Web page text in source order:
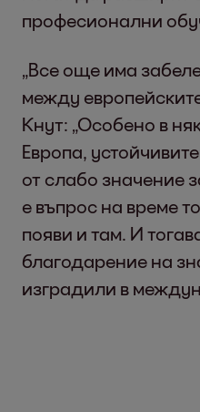
професионални
„Все още има
между
Кнут: „Особено в
Европа,
от слабо значение
е въпрос на време
появи и там. И
благодарение на
изградили в